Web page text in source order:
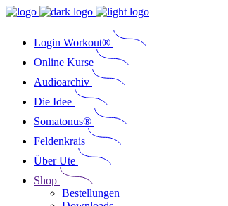
Login Workout®
Online Kurse
Audioarchiv
Die Idee
Somatonus®
Feldenkrais
Über Ute
Shop
Bestellungen